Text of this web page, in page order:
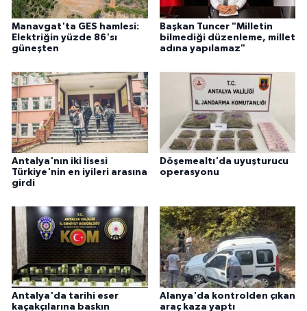
Manavgat'ta GES hamlesi:
Elektriğin yüzde 86'sı
güneşten
Başkan Tuncer "Milletin
bilmediği düzenleme, millet
adına yapılamaz"
Antalya'nın iki lisesi
Türkiye'nin en iyileri arasına
girdi
Döşemealtı'da uyuşturucu
operasyonu
Antalya'da tarihi eser
kaçakçılarına baskın
Alanya'da kontrolden çıkan
araç kaza yaptı